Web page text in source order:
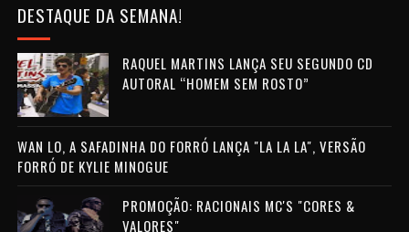
DESTAQUE DA SEMANA!
RAQUEL MARTINS LANÇA SEU SEGUNDO CD
AUTORAL “HOMEM SEM ROSTO”
WAN LO, A SAFADINHA DO FORRÓ LANÇA "LA LA LA", VERSÃO
FORRÓ DE KYLIE MINOGUE
PROMOÇÃO: RACIONAIS MC'S "CORES &
VALORES"